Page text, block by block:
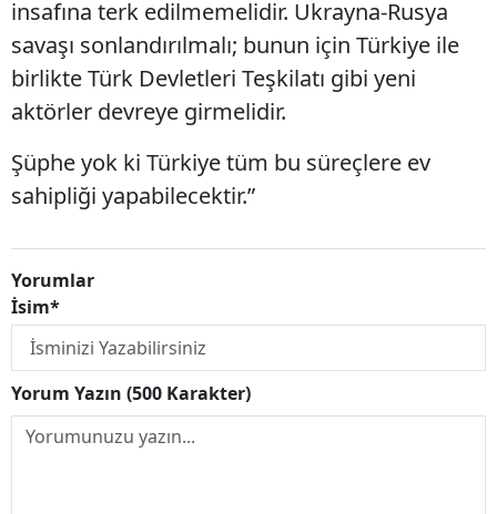
insafına terk edilmemelidir. Ukrayna-Rusya
savaşı sonlandırılmalı; bunun için Türkiye ile
birlikte Türk Devletleri Teşkilatı gibi yeni
aktörler devreye girmelidir.
Şüphe yok ki Türkiye tüm bu süreçlere ev
sahipliği yapabilecektir.”
Yorumlar
İsim*
Yorum Yazın (500 Karakter)